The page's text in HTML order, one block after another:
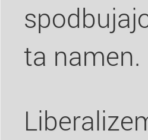
ta namen.